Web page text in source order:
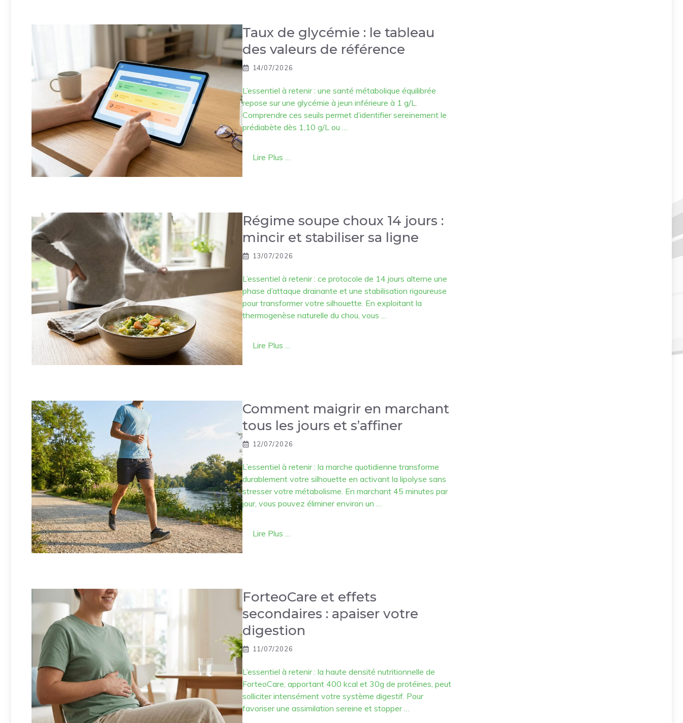
Taux de glycémie : le tableau
des valeurs de référence
14/07/2026
L’essentiel à retenir : une santé métabolique équilibrée
repose sur une glycémie à jeun inférieure à 1 g/L.
Comprendre ces seuils permet d’identifier sereinement le
prédiabète dès 1,10 g/L ou …
Lire Plus …
Régime soupe choux 14 jours :
mincir et stabiliser sa ligne
13/07/2026
L’essentiel à retenir : ce protocole de 14 jours alterne une
phase d’attaque drainante et une stabilisation rigoureuse
pour transformer votre silhouette. En exploitant la
thermogenèse naturelle du chou, vous …
Lire Plus …
Comment maigrir en marchant
tous les jours et s’affiner
12/07/2026
L’essentiel à retenir : la marche quotidienne transforme
durablement votre silhouette en activant la lipolyse sans
stresser votre métabolisme. En marchant 45 minutes par
jour, vous pouvez éliminer environ un …
Lire Plus …
ForteoCare et effets
secondaires : apaiser votre
digestion
11/07/2026
L’essentiel à retenir : la haute densité nutritionnelle de
ForteoCare, apportant 400 kcal et 30g de protéines, peut
solliciter intensément votre système digestif. Pour
favoriser une assimilation sereine et stopper …